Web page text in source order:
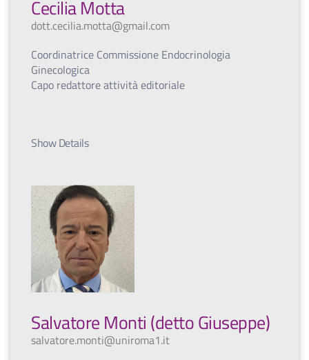
Cecilia Motta
dott.cecilia.motta@gmail.com
Coordinatrice Commissione Endocrinologia
Ginecologica
Capo redattore attività editoriale
Show Details
Salvatore Monti (detto Giuseppe)
salvatore.monti@uniroma1.it